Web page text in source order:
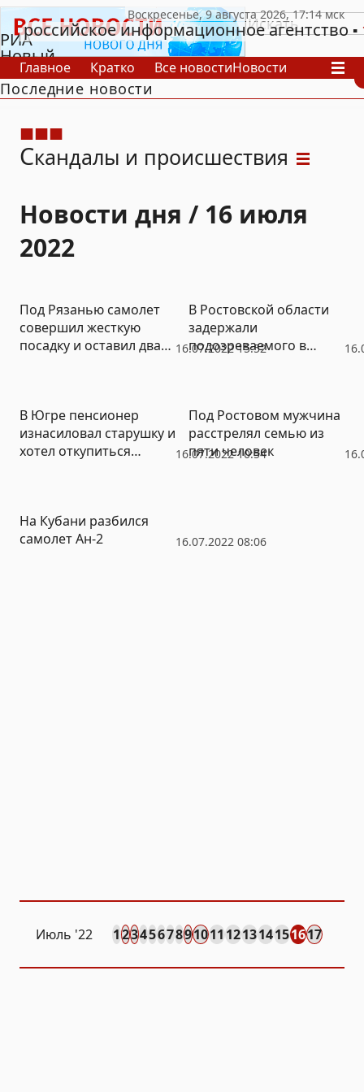
РИА
Новый
День
российское информационное агентство
Главное Кратко Все новостиНовости
В России
В мире
Последние новости
Скандалы и происшествия
Новости дня / 16 июля
2022
16.07.2022 15:52
Под Рязанью самолет
совершил жесткую
посадку и оставил два
В Ростовской области
задержали
подозреваемого в
16.07.2022 10:54
В Югре пенсионер
изнасиловал старушку и
хотел откупиться
Под Ростовом мужчина
расстрелял семью из
пяти человек
16.07.2022 08:06
На Кубани разбился
самолет Ан-2
Июль '22 1234567891011121314151617